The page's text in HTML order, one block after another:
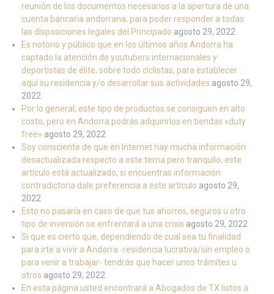
reunión de los documentos necesarios a la apertura de una
cuenta bancaria andorrana, para poder responder a todas
las disposiciones legales del Principado agosto 29, 2022
Es notorio y público que en los últimos años Andorra ha
captado la atención de youtubers internacionales y
deportistas de élite, sobre todo ciclistas, para establecer
aquí su residencia y/o desarrollar sus actividades agosto 29,
2022
Por lo general, este tipo de productos se consiguen en alto
costo, pero en Andorra podrás adquirirlos en tiendas «duty
free» agosto 29, 2022
Soy consciente de que en Internet hay mucha información
desactualizada respecto a este tema pero tranquilo, este
artículo está actualizado, si encuentras información
contradictoria dale preferencia a este artículo agosto 29,
2022
Esto no pasaría en caso de que tus ahorros, seguros u otro
tipo de inversión se enfrentará a una crisis agosto 29, 2022
Si que es cierto que, dependiendo de cual sea tu finalidad
para irte a vivir a Andorra -residencia lucrativa/sin empleo o
para venir a trabajar- tendrás que hacer unos trámites u
otros agosto 29, 2022
En esta página usted encontrará a Abogados de TX listos a